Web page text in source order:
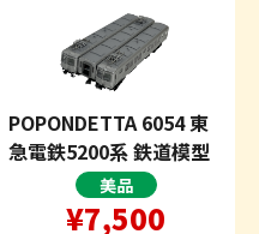
POPONDETTA 6054 東
急電鉄5200系 鉄道模型
美品
¥7,500